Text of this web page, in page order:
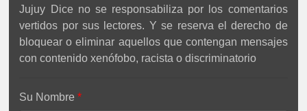
Jujuy Dice no se responsabiliza por los comentarios
vertidos por sus lectores. Y se reserva el derecho de
bloquear o eliminar aquellos que contengan mensajes
con contenido xenófobo, racista o discriminatorio
Su Nombre